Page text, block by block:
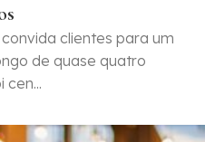
clientes para um
de quase quatro
cen...